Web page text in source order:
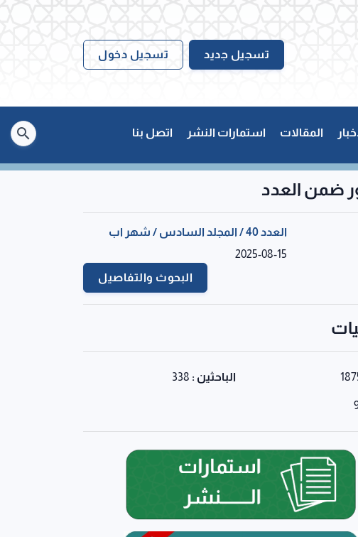
تسجيل جديد تسجيل دخول
المقالات استمارات النشر اتصل بنا
ضمن العدد
العدد 40 / المجلد السادس / شهر اب
2025-08-15
البحوث والتفاصيل
الباحثين : 338